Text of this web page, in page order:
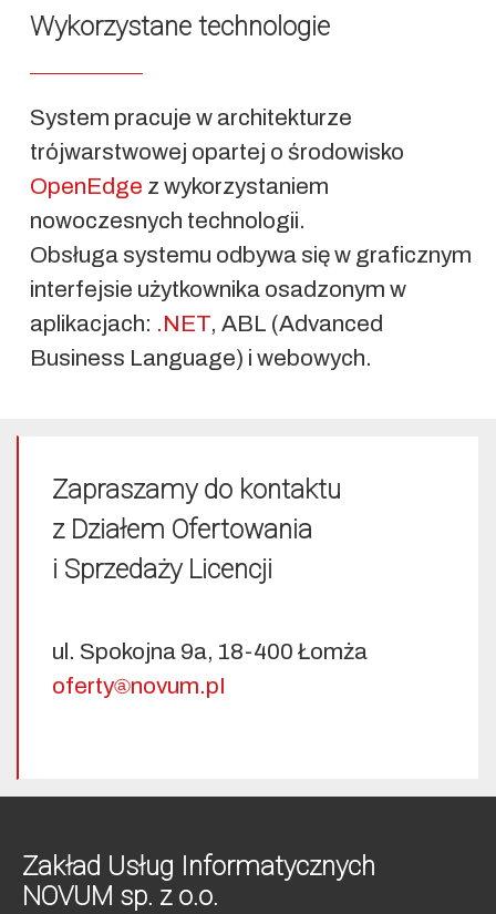
Wykorzystane technologie
System pracuje w architekturze
trójwarstwowej opartej o środowisko
OpenEdge z wykorzystaniem
nowoczesnych technologii.
Obsługa systemu odbywa się w graficznym
interfejsie użytkownika osadzonym w
aplikacjach: .NET, ABL (Advanced
Business Language) i webowych.
Zapraszamy do kontaktu
z Działem Ofertowania
i Sprzedaży Licencji
ul. Spokojna 9a, 18-400 Łomża
oferty
novum.pI
Zakład Usług Informatycznych
NOVUM sp. z o.o.